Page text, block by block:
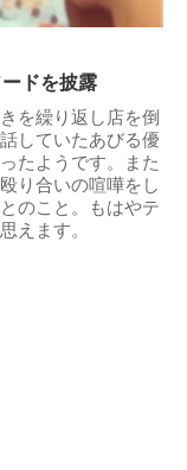
ドを披露
を繰り返し店を倒
していたあびる優
たようです。また
り合いの喧嘩をし
のこと。もはやテ
えます。